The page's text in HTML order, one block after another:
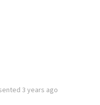
3 years ago